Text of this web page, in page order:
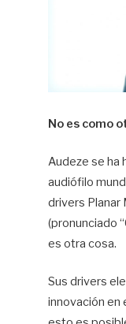
No es como
Audeze se ha
audiófilo
drivers Planar
(pronunciado
es otra cosa.
Sus drivers
innovación en